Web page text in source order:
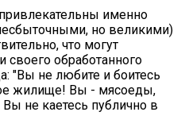
именно
но великими)
что могут
своего обработанного
"Вы не любите и боитесь
жилище! Вы - мясоеды,
не каетесь публично в